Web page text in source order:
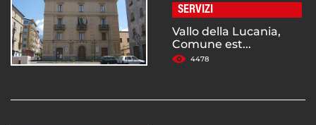
SERVIZI
Vallo della Lucania,
Comune est...
4478